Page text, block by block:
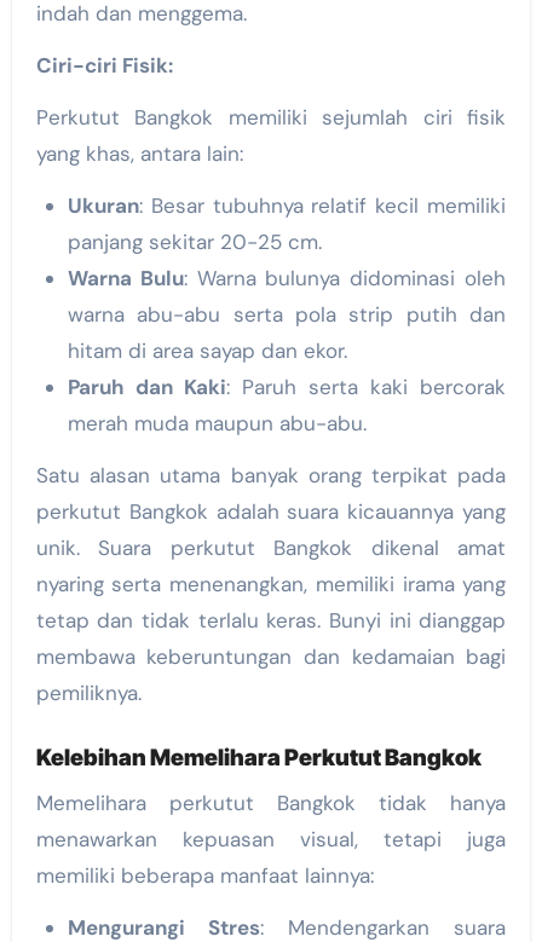
indah dan menggema.
Ciri-ciri Fisik:
Perkutut Bangkok memiliki sejumlah ciri fisik
yang khas, antara lain:
Ukuran: Besar tubuhnya relatif kecil memiliki
panjang sekitar 20-25 cm.
Warna Bulu: Warna bulunya didominasi oleh
warna abu-abu serta pola strip putih dan
hitam di area sayap dan ekor.
Paruh dan Kaki: Paruh serta kaki bercorak
merah muda maupun abu-abu.
Satu alasan utama banyak orang terpikat pada
perkutut Bangkok adalah suara kicauannya yang
unik. Suara perkutut Bangkok dikenal amat
nyaring serta menenangkan, memiliki irama yang
tetap dan tidak terlalu keras. Bunyi ini dianggap
membawa keberuntungan dan kedamaian bagi
pemiliknya.
Kelebihan Memelihara Perkutut Bangkok
Memelihara perkutut Bangkok tidak hanya
menawarkan kepuasan visual, tetapi juga
memiliki beberapa manfaat lainnya:
Mengurangi Stres: Mendengarkan suara